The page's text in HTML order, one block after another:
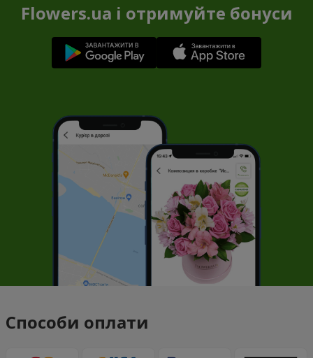
Flowers.ua і отримуйте бонуси
Способи оплати